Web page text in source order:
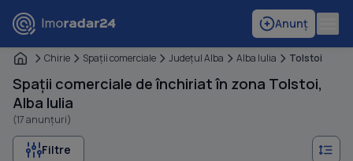
Anunț
Chirie Spaţii comerciale Judeţul Alba Alba Iulia Tolstoi
Spații comerciale de închiriat în zona Tolstoi,
Alba Iulia
(17 anunțuri)
Filtre